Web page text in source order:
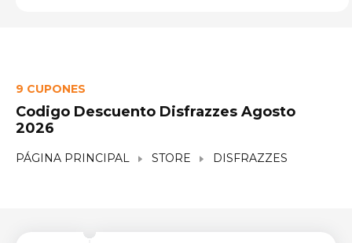
9 CUPONES
Codigo Descuento Disfrazzes Agosto
2026
PÁGINA PRINCIPAL STORE DISFRAZZES